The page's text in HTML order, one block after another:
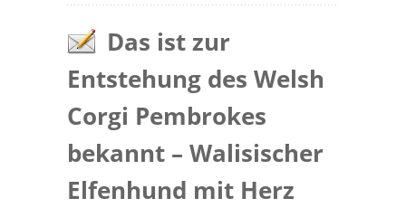
Das ist zur
Entstehung des Welsh
Corgi Pembrokes
bekannt – Walisischer
Elfenhund mit Herz